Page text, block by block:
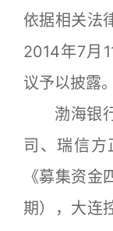
依据相关法
2014年7月
议予以披露。
渤海银行
司、瑞信方
《募集资金
期），大连